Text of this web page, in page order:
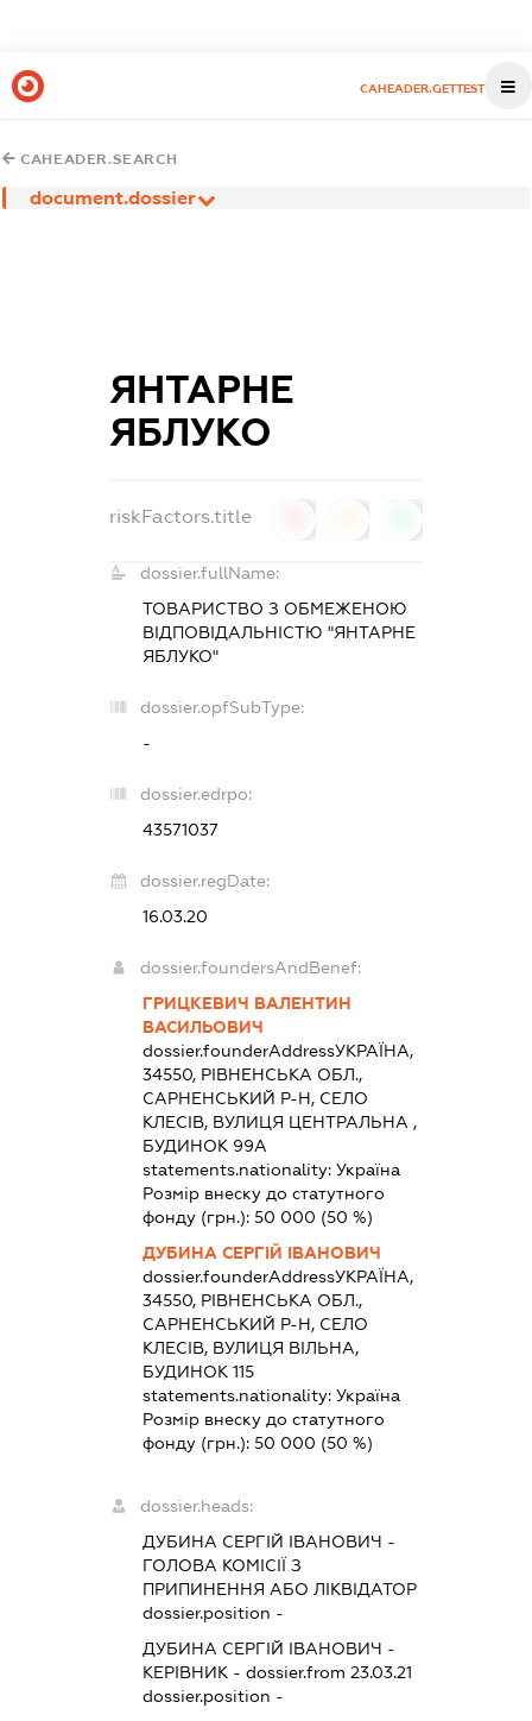
CAHEADER.GETTEST
CAHEADER.SEARCH
document.dossier
ЯНТАРНЕ
ЯБЛУКО
riskFactors.title
dossier.fullName:
ТОВАРИСТВО З ОБМЕЖЕНОЮ
ВІДПОВІДАЛЬНІСТЮ "ЯНТАРНЕ
ЯБЛУКО"
dossier.opfSubType:
-
dossier.edrpo:
43571037
dossier.regDate:
16.03.20
dossier.foundersAndBenef:
ГРИЦКЕВИЧ ВАЛЕНТИН
ВАСИЛЬОВИЧ
dossier.founderAddressУКРАЇНА,
34550, РІВНЕНСЬКА ОБЛ.,
САРНЕНСЬКИЙ Р-Н, СЕЛО
КЛЕСІВ, ВУЛИЦЯ ЦЕНТРАЛЬНА ,
БУДИНОК 99А
statements.nationality:Україна
Розмір внеску до статутного
фонду (грн.):50 000 (50 %)
ДУБИНА СЕРГІЙ ІВАНОВИЧ
dossier.founderAddressУКРАЇНА,
34550, РІВНЕНСЬКА ОБЛ.,
САРНЕНСЬКИЙ Р-Н, СЕЛО
КЛЕСІВ, ВУЛИЦЯ ВІЛЬНА,
БУДИНОК 115
statements.nationality:Україна
Розмір внеску до статутного
фонду (грн.):50 000 (50 %)
dossier.heads:
ДУБИНА СЕРГІЙ ІВАНОВИЧ -
ГОЛОВА КОМІСІЇ З
ПРИПИНЕННЯ АБО ЛІКВІДАТОР
dossier.position -
ДУБИНА СЕРГІЙ ІВАНОВИЧ -
КЕРІВНИК - dossier.from 23.03.21
dossier.position -